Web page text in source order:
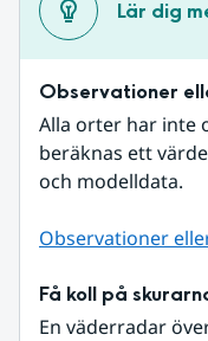
Lär dig
Observationer
Alla orter har inte
beräknas ett
och modelldata.
Observationer
Få koll på
En väderradar